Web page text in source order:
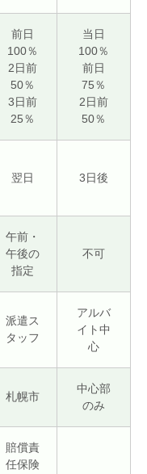
前日
100％
2日前
50％
3日前
25％
当日
100％
前日
75％
2日前
50％
翌日 3日後
午前・
午後の
指定
不可
派遣ス
タッフ
アルバ
イト中
心
札幌市
中心部
のみ
賠償責
任保険